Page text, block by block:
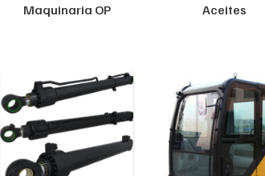
Maquinaria OP Aceites